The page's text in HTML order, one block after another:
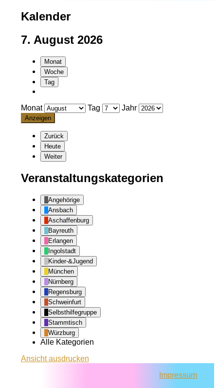
Kalender
7. August 2026
Monat
Woche
Tag
Monat Tag Jahr
Zurück
Heute
Weiter
Veranstaltungskategorien
Angehörige
Ansbach
Aschaffenburg
Bayreuth
Erlangen
Ingolstadt
Kinder-&Jugend
München
Nürnberg
Regensburg
Schweinfurt
Selbsthilfegruppe
Stammtisch
Würzburg
Alle Kategorien
Ansichtausdrucken
Impressum